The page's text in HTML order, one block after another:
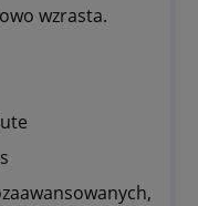
wzrasta.